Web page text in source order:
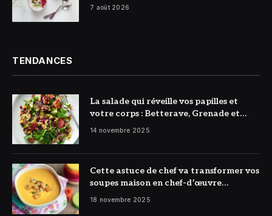
7 août 2026
TENDANCES
La salade qui réveille vos papilles et
votre corps : Betterave, Grenade et
Citron à l’honneur
14 novembre 2025
Cette astuce de chef va transformer vos
soupes maison en chef-d’œuvre
réconfortant
18 novembre 2025